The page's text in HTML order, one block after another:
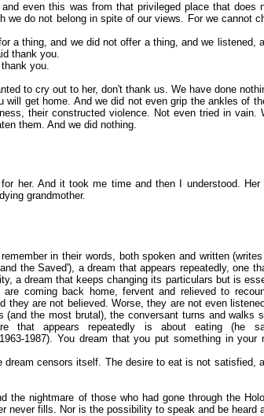
even this was from that privileged place that does
do not belong in spite of our views. For we cannot
a thing, and we did not offer a thing, and we listened,
thank you.
you.
to cry out to her, don't thank us. We have done
will get home. And we did not even grip the ankles of
their constructed violence. Not even tried in vain.
them. And we did nothing.
her. And it took me time and then I understood.
grandmother.
in their words, both spoken and written
the Saved'), a dream that appears repeatedly, one
a dream that keeps changing its particulars but is
coming back home, fervent and relieved to
they are not believed. Worse, they are not even
the most brutal), the conversant turns and walks
that appears repeatedly is about eating (he
1987). You dream that you put something in your
dream censors itself. The desire to eat is not satisfied,
the nightmare of those who had gone through the
never fills. Nor is the possibility to speak and be heard